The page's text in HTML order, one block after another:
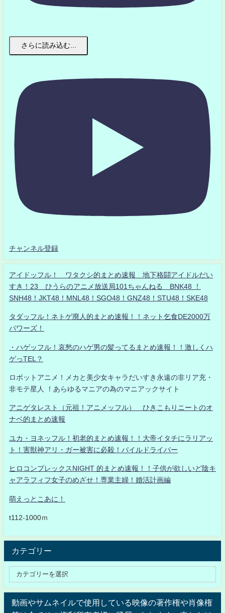
さらに読み込む...
チャンネル登録
アイドッフル！ ワタクシ的まとめ速報 地下格闘アイドルだい
すき！23 ひうらのアニメ放送局101ちゃんねる BNK48 ！
SNH48！JKT48！MNL48！SGO48！GNZ48！STU48！SKE48
タダッフル！ネトゲ廃人的まとめ速報！！ネット乞食DE2000万
パワーズ！
・ハゲッフル！哀愁のハゲ男の髪ってるまとめ速報！！激しくハ
ゲっTEL？
ロボットアニメ！メカと美少女キャラだいすき永遠の非リア充・
非モテ星人 ！あらゆるマニアの為のマニアックサイト
アニゲタレスト（元祖！アニメッフル） ひきこもりニートのオ
ナベ的まとめ速報
ユカ・ヨネッフル！初老的まとめ速報！！大帝イタチにラリアッ
ト！害獣神アリ・ガー被害に必殺！パイルドライバー
ヒロコンプレックスNIGHT 的まとめ速報！！子供が欲しいど陰キ
ャアラフィフ女子のめざせ！専業主婦！婚活計画編
萌えっとこあに！
t112-1000ｍ
カテゴリー
動画やサムネイルで使用している映像の著作権や肖像権